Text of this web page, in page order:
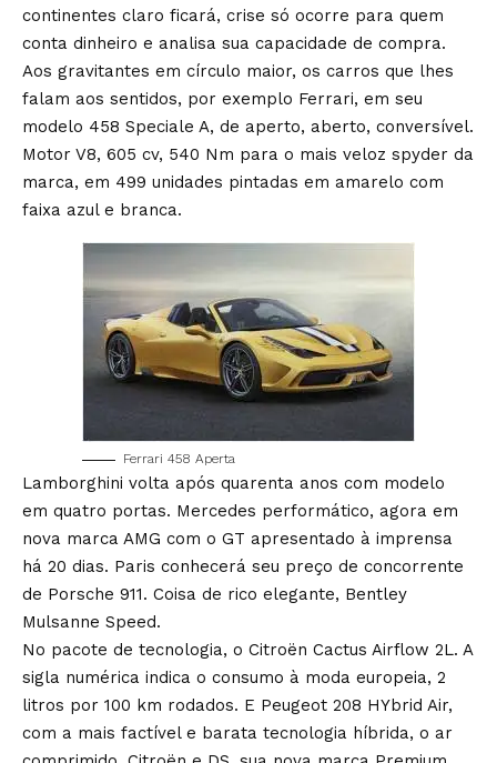
continentes claro ficará, crise só ocorre para quem
conta dinheiro e analisa sua capacidade de compra.
Aos gravitantes em círculo maior, os carros que lhes
falam aos sentidos, por exemplo Ferrari, em seu
modelo 458 Speciale A, de aperto, aberto, conversível.
Motor V8, 605 cv, 540 Nm para o mais veloz spyder da
marca, em 499 unidades pintadas em amarelo com
faixa azul e branca.
Ferrari 458 Aperta
Lamborghini volta após quarenta anos com modelo
em quatro portas. Mercedes performático, agora em
nova marca AMG com o GT apresentado à imprensa
há 20 dias. Paris conhecerá seu preço de concorrente
de Porsche 911. Coisa de rico elegante, Bentley
Mulsanne Speed.
No pacote de tecnologia, o Citroën Cactus Airflow 2L. A
sigla numérica indica o consumo à moda europeia, 2
litros por 100 km rodados. E Peugeot 208 HYbrid Air,
com a mais factível e barata tecnologia híbrida, o ar